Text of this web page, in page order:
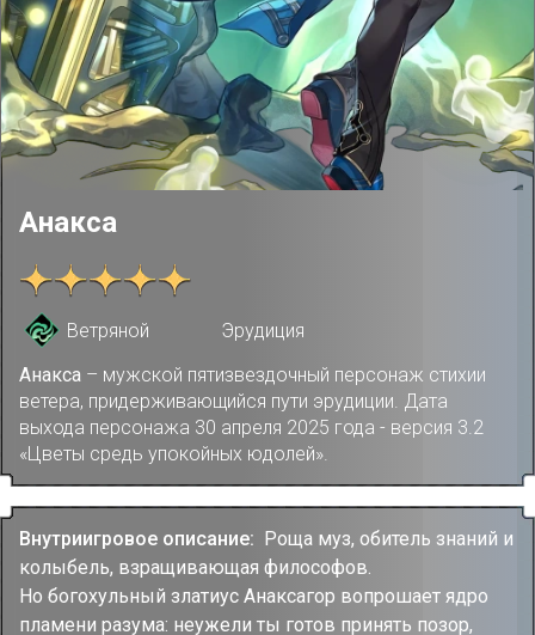
Анакса
Ветряной
Эрудиция
Анакса – мужской пятизвездочный персонаж стихии
ветера, придерживающийся пути эрудиции. Дата
выхода персонажа 30 апреля 2025 года - версия 3.2
«Цветы средь упокойных юдолей».
Внутриигровое описание: Роща муз, обитель знаний и
колыбель, взращивающая философов.
Но богохульный златиус Анаксагор вопрошает ядро
пламени разума: неужели ты готов принять позор,